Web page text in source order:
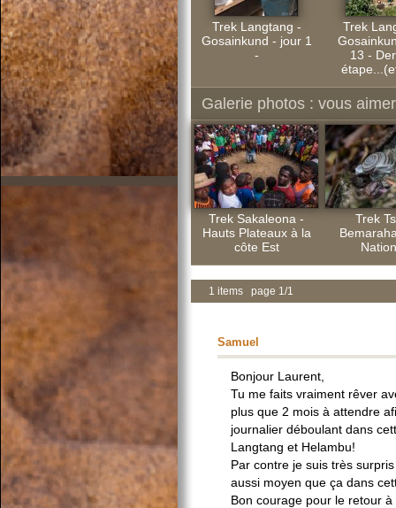
Trek Langtang -
Gosainkund - jour 1
-
Trek
13 -
Galerie photos : vous
Trek Sakaleona -
Hauts Plateaux à la
côte Est
Trek
1 items page 1/1
Samuel
Bonjour Laurent,
Tu me faits vraiment rêver
plus que 2 mois à attendre
journalier déboulant dans
Langtang et Helambu!
Par contre je suis très
aussi moyen que ça dans
Bon courage pour le retour à